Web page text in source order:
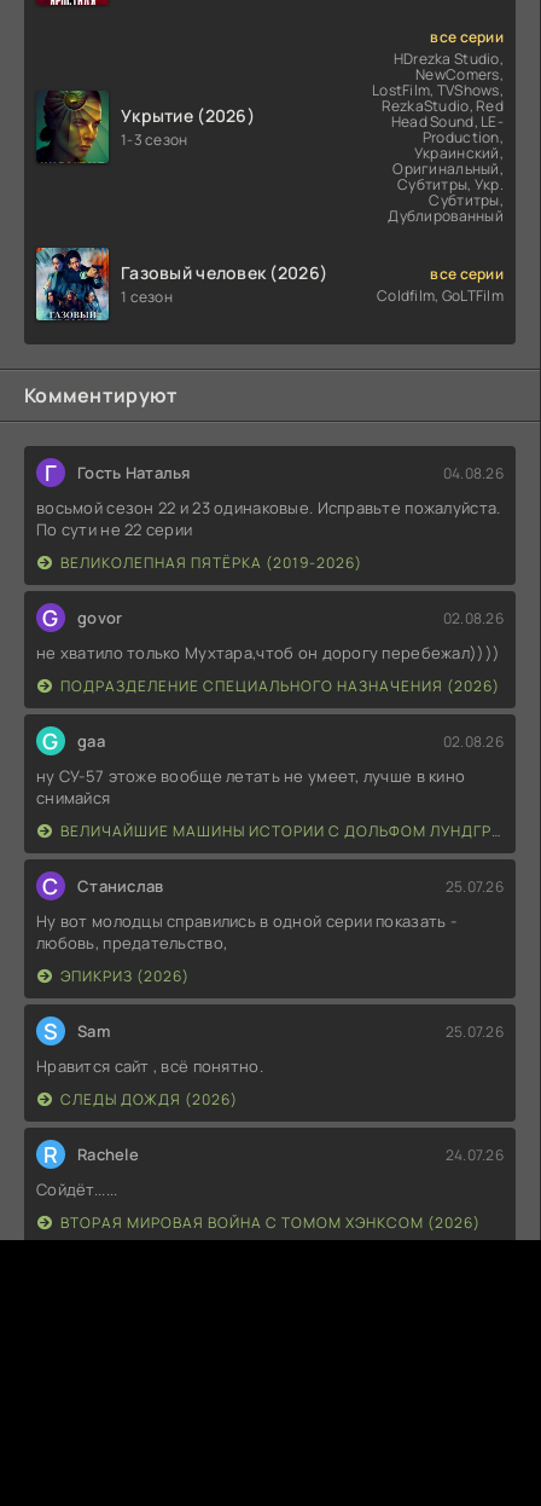
Укрытие (2026)
1-3 сезон
все серии
HDrezka Studio,
NewComers,
LostFilm, TVShows,
RezkaStudio, Red
Head Sound, LE-
Production,
Украинский,
Оригинальный,
Субтитры, Укр.
Субтитры,
Дублированный
Газовый человек (2026)
1 сезон
все серии
Coldfilm, GoLTFilm
Комментируют
Г Гость Наталья 04.08.26
восьмой сезон 22 и 23 одинаковые. Исправьте пожалуйста.
По сути не 22 серии
ВЕЛИКОЛЕПНАЯ ПЯТЁРКА (2019-2026)
G govor 02.08.26
не хватило только Мухтара,чтоб он дорогу перебежал))))
ПОДРАЗДЕЛЕНИЕ СПЕЦИАЛЬНОГО НАЗНАЧЕНИЯ (2026)
G gaa 02.08.26
ну СУ-57 этоже вообще летать не умеет, лучше в кино
снимайся
ВЕЛИЧАЙШИЕ МАШИНЫ ИСТОРИИ С ДОЛЬФОМ ЛУНДГРЕНОМ (2026)
С Станислав 25.07.26
Ну вот молодцы справились в одной серии показать -
любовь, предательство,
ЭПИКРИЗ (2026)
S Sam 25.07.26
Нравится сайт , всё понятно.
СЛЕДЫ ДОЖДЯ (2026)
R Rachele 24.07.26
Сойдёт......
ВТОРАЯ МИРОВАЯ ВОЙНА С ТОМОМ ХЭНКСОМ (2026)